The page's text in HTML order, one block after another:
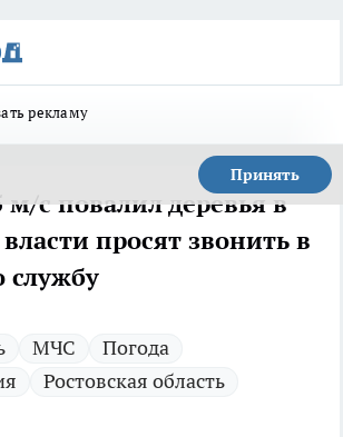
рекламу
Принять
м/с повалил деревья в
просят звонить в
службу
МЧС
Погода
Ростовская область